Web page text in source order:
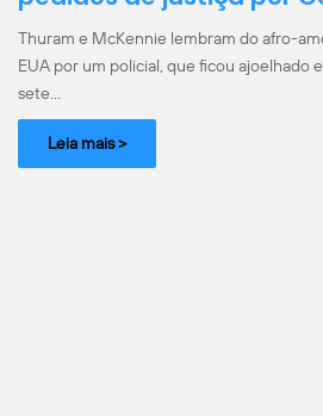
Thuram e McKennie lembram do afro-
EUA por um policial, que ficou ajoelhado
sete…
Leia mais >